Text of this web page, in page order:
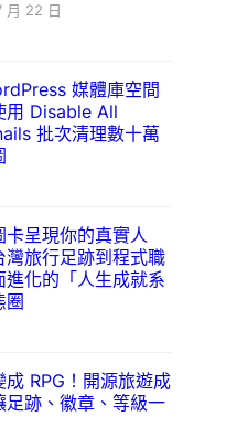
月 22 日
媒體庫空間
用 Disable All
批次清理數十萬
卡呈現你的真實人
灣旅行足跡到程式職
進化的「人生成就系
圈
成 RPG！開源旅遊成
足跡、徽章、等級一